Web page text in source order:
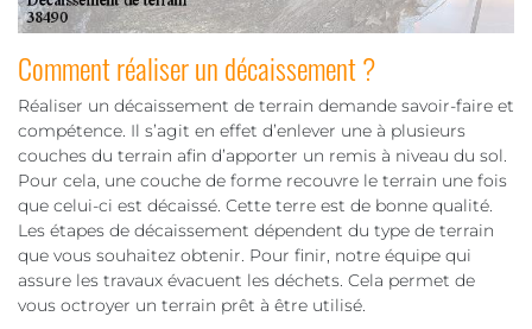
Comment réaliser un décaissement ?
Réaliser un décaissement de terrain demande savoir-faire et
compétence. Il s’agit en effet d’enlever une à plusieurs
couches du terrain afin d’apporter un remis à niveau du sol.
Pour cela, une couche de forme recouvre le terrain une fois
que celui-ci est décaissé. Cette terre est de bonne qualité.
Les étapes de décaissement dépendent du type de terrain
que vous souhaitez obtenir. Pour finir, notre équipe qui
assure les travaux évacuent les déchets. Cela permet de
vous octroyer un terrain prêt à être utilisé.